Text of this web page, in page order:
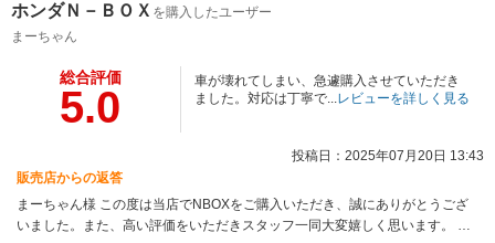
ホンダＮ－ＢＯＸ を購入したユーザー
まーちゃん
総合評価
5.0
車が壊れてしまい、急遽購入させていただき
ました。対応は丁寧で...レビューを詳しく見る
投稿日：2025年07月20日 13:43
販売店からの返答
まーちゃん様 この度は当店でNBOXをご購入いただき、誠にありがとうござ
いました。また、高い評価をいただきスタッフ一同大変嬉しく思います。 ぜ